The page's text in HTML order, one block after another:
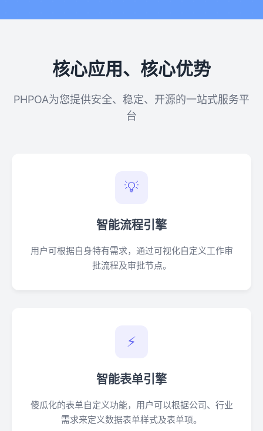
核心应用、核心优势
PHPOA为您提供安全、稳定、开源的一站式服务平
台
💡
智能流程引擎
用户可根据自身特有需求，通过可视化自定义工作审
批流程及审批节点。
⚡
智能表单引擎
傻瓜化的表单自定义功能，用户可以根据公司、行业
需求来定义数据表单样式及表单项。